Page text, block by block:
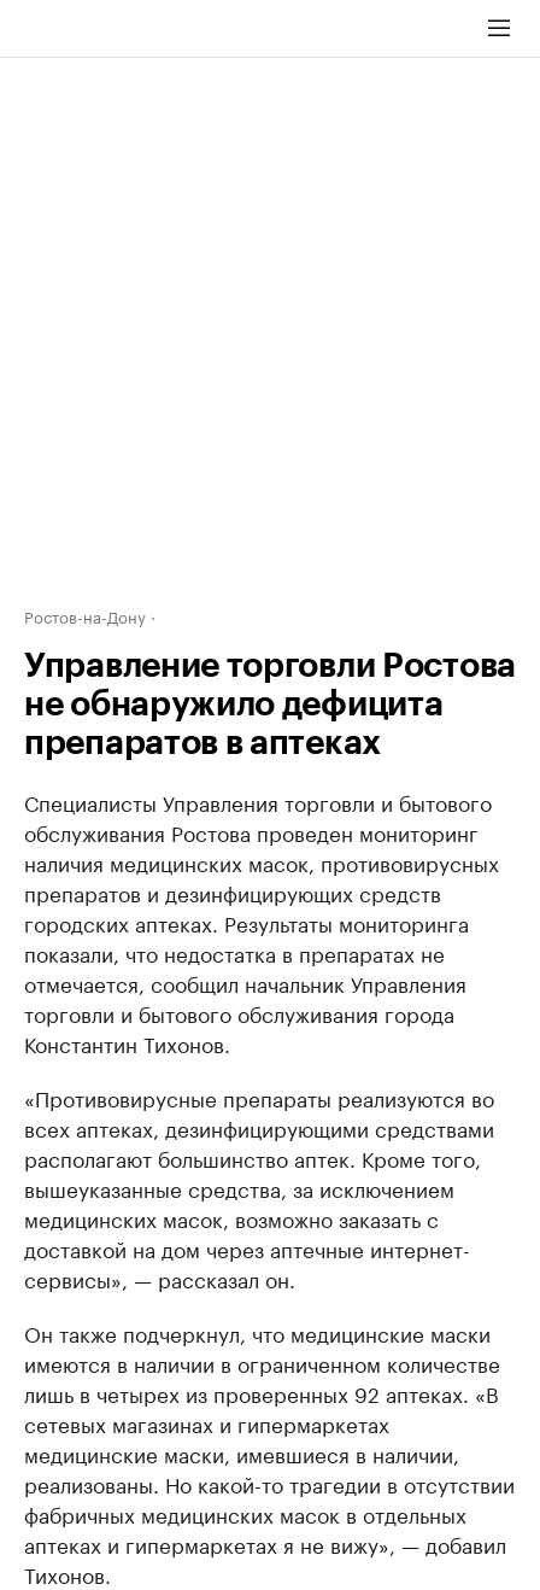
Ростов-на-Дону
Управление торговли Ростова
не обнаружило дефицита
препаратов в аптеках
Специалисты Управления торговли и бытового
обслуживания Ростова проведен мониторинг
наличия медицинских масок, противовирусных
препаратов и дезинфицирующих средств
городских аптеках. Результаты мониторинга
показали, что недостатка в препаратах не
отмечается, сообщил начальник Управления
торговли и бытового обслуживания города
Константин Тихонов.
«Противовирусные препараты реализуются во
всех аптеках, дезинфицирующими средствами
располагают большинство аптек. Кроме того,
вышеуказанные средства, за исключением
медицинских масок, возможно заказать с
доставкой на дом через аптечные интернет-
сервисы», — рассказал он.
Он также подчеркнул, что медицинские маски
имеются в наличии в ограниченном количестве
лишь в четырех из проверенных 92 аптеках. «В
сетевых магазинах и гипермаркетах
медицинские маски, имевшиеся в наличии,
реализованы. Но какой-то трагедии в отсутствии
фабричных медицинских масок в отдельных
аптеках и гипермаркетах я не вижу», — добавил
Тихонов.